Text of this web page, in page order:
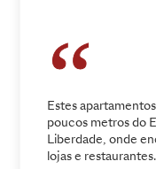
Estes
poucos metros do
Liberdade, onde
lojas e restaurantes.